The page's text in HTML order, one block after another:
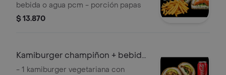
bebida o agua pcm - porción papas
$ 13.870
Kamiburger champiñon + bebida
+ papas
- 1 kamiburger vegetariana con